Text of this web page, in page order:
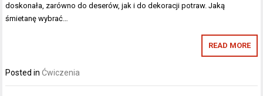
doskonała, zarówno do deserów, jak i do dekoracji potraw. Jaką
śmietanę wybrać…
READ MORE
Posted in Ćwiczenia